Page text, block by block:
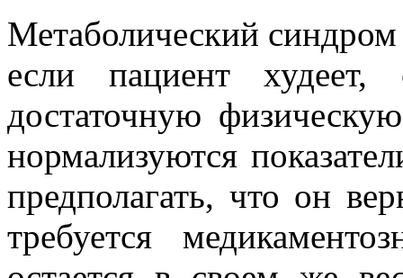
Метаболический синдром
если пациент худеет,
достаточную
нормализуются
предполагать, что он
требуется